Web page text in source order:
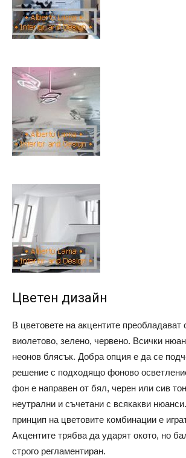
Цветен дизайн
В цветовете на акцентите преобладават
виолетово, зелено, червено. Всички
неонов блясък. Добра опция е да се
решение с подходящо фоново
фон е направен от бял, черен или сив
неутрални и съчетани с всякакви
принцип на цветовите комбинации е
Акцентите трябва да ударят окото, но
строго регламентиран.